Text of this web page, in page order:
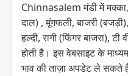
Chinnasalem मंडी में मक्का,
दाल) , मूंगफली, बाजरी
हल्दी, रागी (फिंगर बाजरा),
होती है। इस वेबसाइट के
भाव की ताज़ा अपडेट ले